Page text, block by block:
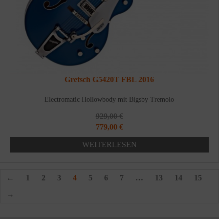
Gretsch G5420T FBL 2016
Electromatic Hollowbody mit Bigsby Tremolo
929,00€
Ursprünglicher
Preis
war:
779,00 €Aktueller
Preis
ist:
WEITERLESEN
← 1 2 3 4 5 6 7 … 13 14
15
→